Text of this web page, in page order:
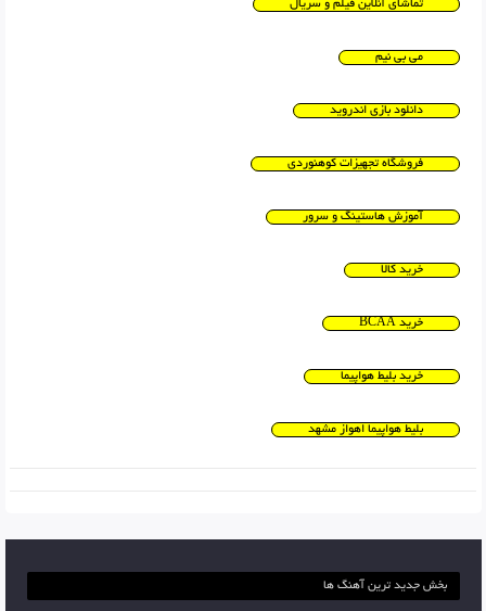
تماشای آنلاین فیلم و سریال
می بی نیم
دانلود بازی اندروید
فروشگاه تجهیزات کوهنوردی
آموزش هاستینگ و سرور
خرید کالا
خرید BCAA
خرید بلیط هواپیما
بلیط هواپیما اهواز مشهد
بخش جدید ترین آهنگ ها